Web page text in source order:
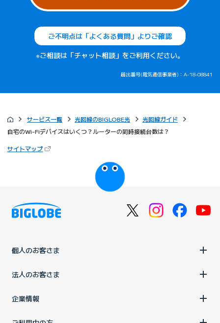
ご不明点は「よくある質問」よりご確認
※ご相談は「チャット相談」をご利用ください。
届出番号(電気通信事業者)：A-18-08841
サービス一覧 光回線のBIGLOBE光
光回線ガイド
自宅のWi-Fiデバイスはいくつ？ルーターの同時接続台数は？
サイトマップ（新しいタブで開きます）
びっぷるのページ
個人のお客さま
法人のお客さま
企業情報